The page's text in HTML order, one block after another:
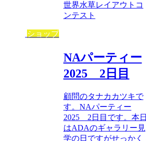
世界水草レイアウトコ
ンテスト
ショップ
NAパーティー
2025 2日目
顧問のタナカカツキで
す。NAパーティー
2025 2日目です。本日
はADAのギャラリー見
学の日ですがせっかく